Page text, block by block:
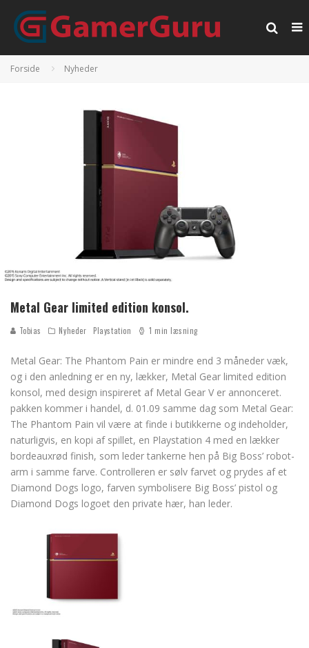
Forside Nyheder
Metal Gear limited edition konsol.
Tobias Nyheder Playstation 1 min læsning
Metal Gear: The Phantom Pain er mindre end 3 måneder væk,
og i den anledning er en ny, lækker, Metal Gear limited edition
konsol, med design inspireret af Metal Gear V er annonceret.
pakken kommer i handel, d. 01.09 samme dag som Metal Gear:
The Phantom Pain vil være at finde i butikkerne og indeholder,
naturligvis, en kopi af spillet, en Playstation 4 med en lækker
bordeauxrød finish, som leder tankerne hen på Big Boss’ robot-
arm i samme farve. Controlleren er sølv farvet og prydes af et
Diamond Dogs logo, farven symbolisere Big Boss’ pistol og
Diamond Dogs logoet den private hær, han leder.